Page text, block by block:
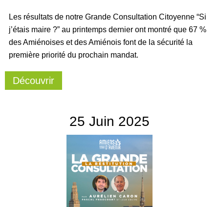
Les résultats de notre Grande Consultation Citoyenne “Si
j’étais maire ?” au printemps dernier ont montré que 67 %
des Amiénoises et des Amiénois font de la sécurité la
première priorité du prochain mandat.
Découvrir
25 Juin 2025